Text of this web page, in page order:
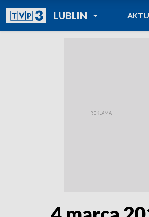
LUBLINPOWRÓT DO
TVP REGIONY